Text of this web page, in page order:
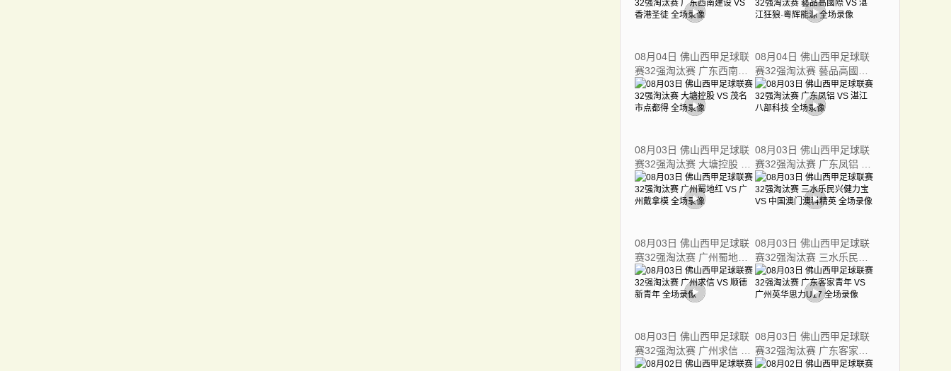
08月04日 佛山西甲足球联
赛32强淘汰赛 广东西南建
设 VS 香港圣徒 全场录像
08月04日 佛山西甲足球联
赛32强淘汰赛 藝品高國際
VS 湛江狂狼·粵辉能源 全
场录像
08月03日 佛山西甲足球联
赛32强淘汰赛 大塘控股 VS
茂名市点都得 全场录像
08月03日 佛山西甲足球联
赛32强淘汰赛 广东凤铝 VS
湛江八部科技 全场录像
08月03日 佛山西甲足球联
赛32强淘汰赛 广州蜀地红
VS 广州戴拿模 全场录像
08月03日 佛山西甲足球联
赛32强淘汰赛 三水乐民兴
健力宝 VS 中国澳门澳科精
英 全场录像
08月03日 佛山西甲足球联
赛32强淘汰赛 广州求信 VS
顺德新青年 全场录像
08月03日 佛山西甲足球联
赛32强淘汰赛 广东客家青
年 VS 广州英华思力U17 全